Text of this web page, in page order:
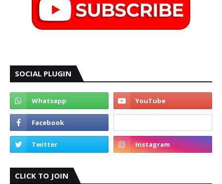
SOCIAL PLUGIN
CLICK TO JOIN